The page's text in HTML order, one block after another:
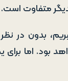
متفاوت است.
بدون در
هزینه زندگی، 2.153